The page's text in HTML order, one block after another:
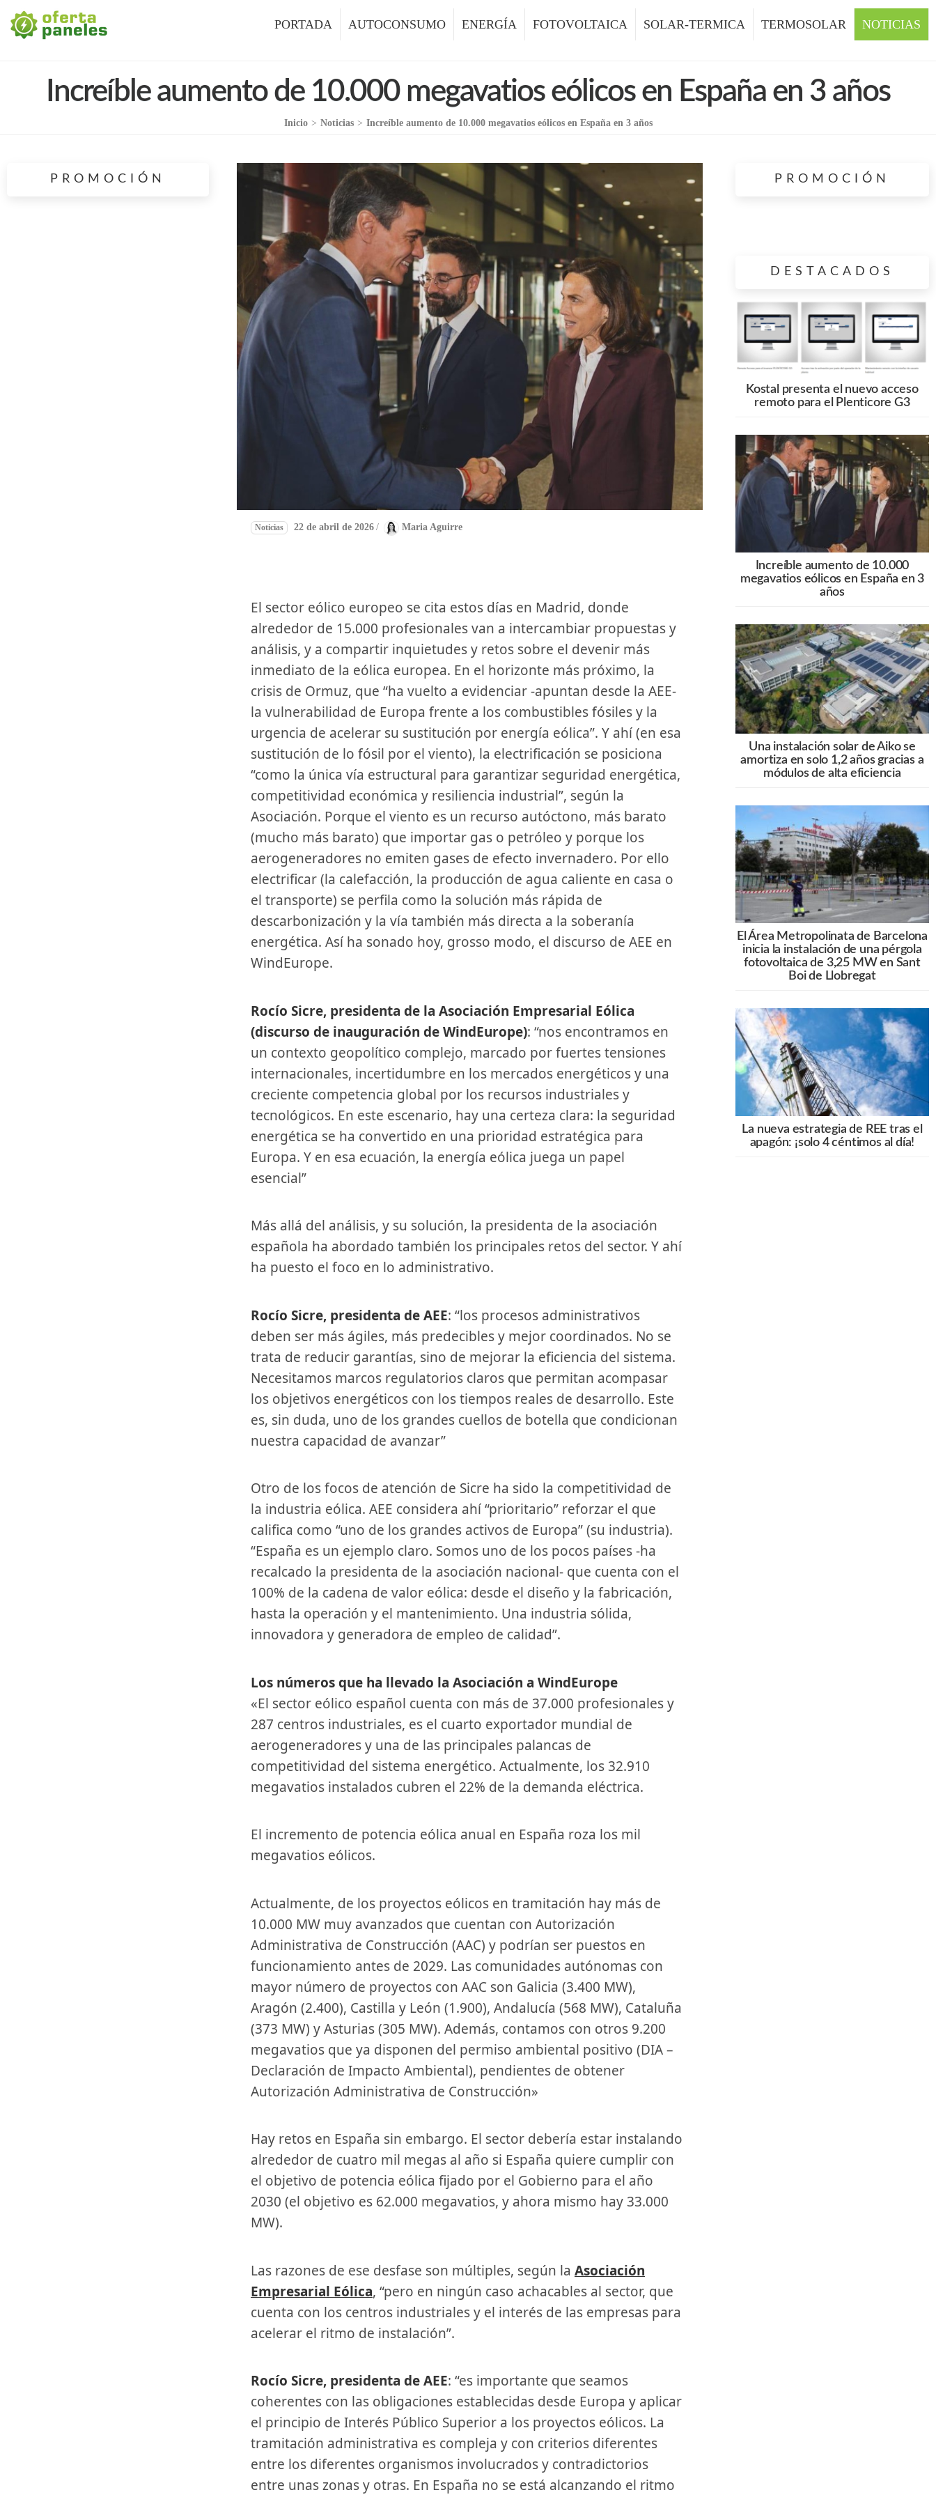
Oferta Paneles
La Mejor Oferta en Paneles Solares PORTADA AUTOCONSUMO ENERGÍA FOTOVOLTAICA SOLAR-TERMICA TERMOSOLAR NOTICIAS
Increíble aumento de 10.000 megavatios eólicos en España en 3 años
Inicio > Noticias > Increíble aumento de 10.000 megavatios eólicos en España en 3 años
Noticias 22 de abril de 2026 / Maria Aguirre
El sector eólico europeo se cita estos días en Madrid, donde
alrededor de 15.000 profesionales van a intercambiar propuestas y
análisis, y a compartir inquietudes y retos sobre el devenir más
inmediato de la eólica europea. En el horizonte más próximo, la
crisis de Ormuz, que “ha vuelto a evidenciar -apuntan desde la AEE-
la vulnerabilidad de Europa frente a los combustibles fósiles y la
urgencia de acelerar su sustitución por energía eólica”. Y ahí (en esa
sustitución de lo fósil por el viento), la electrificación se posiciona
“como la única vía estructural para garantizar seguridad energética,
competitividad económica y resiliencia industrial”, según la
Asociación. Porque el viento es un recurso autóctono, más barato
(mucho más barato) que importar gas o petróleo y porque los
aerogeneradores no emiten gases de efecto invernadero. Por ello
electrificar (la calefacción, la producción de agua caliente en casa o
el transporte) se perfila como la solución más rápida de
descarbonización y la vía también más directa a la soberanía
energética. Así ha sonado hoy, grosso modo, el discurso de AEE en
WindEurope.
Rocío Sicre, presidenta de la Asociación Empresarial Eólica
(discurso de inauguración de WindEurope): “nos encontramos en
un contexto geopolítico complejo, marcado por fuertes tensiones
internacionales, incertidumbre en los mercados energéticos y una
creciente competencia global por los recursos industriales y
tecnológicos. En este escenario, hay una certeza clara: la seguridad
energética se ha convertido en una prioridad estratégica para
Europa. Y en esa ecuación, la energía eólica juega un papel
esencial”
Más allá del análisis, y su solución, la presidenta de la asociación
española ha abordado también los principales retos del sector. Y ahí
ha puesto el foco en lo administrativo.
Rocío Sicre, presidenta de AEE: “los procesos administrativos
deben ser más ágiles, más predecibles y mejor coordinados. No se
trata de reducir garantías, sino de mejorar la eficiencia del sistema.
Necesitamos marcos regulatorios claros que permitan acompasar
los objetivos energéticos con los tiempos reales de desarrollo. Este
es, sin duda, uno de los grandes cuellos de botella que condicionan
nuestra capacidad de avanzar”
Otro de los focos de atención de Sicre ha sido la competitividad de
la industria eólica. AEE considera ahí “prioritario” reforzar el que
califica como “uno de los grandes activos de Europa” (su industria).
“España es un ejemplo claro. Somos uno de los pocos países -ha
recalcado la presidenta de la asociación nacional- que cuenta con el
100% de la cadena de valor eólica: desde el diseño y la fabricación,
hasta la operación y el mantenimiento. Una industria sólida,
innovadora y generadora de empleo de calidad”.
Los números que ha llevado la Asociación a WindEurope
«El sector eólico español cuenta con más de 37.000 profesionales y
287 centros industriales, es el cuarto exportador mundial de
aerogeneradores y una de las principales palancas de
competitividad del sistema energético. Actualmente, los 32.910
megavatios instalados cubren el 22% de la demanda eléctrica.
El incremento de potencia eólica anual en España roza los mil
megavatios eólicos.
Actualmente, de los proyectos eólicos en tramitación hay más de
10.000 MW muy avanzados que cuentan con Autorización
Administrativa de Construcción (AAC) y podrían ser puestos en
funcionamiento antes de 2029. Las comunidades autónomas con
mayor número de proyectos con AAC son Galicia (3.400 MW),
Aragón (2.400), Castilla y León (1.900), Andalucía (568 MW), Cataluña
(373 MW) y Asturias (305 MW). Además, contamos con otros 9.200
megavatios que ya disponen del permiso ambiental positivo (DIA –
Declaración de Impacto Ambiental), pendientes de obtener
Autorización Administrativa de Construcción»
Hay retos en España sin embargo. El sector debería estar instalando
alrededor de cuatro mil megas al año si España quiere cumplir con
el objetivo de potencia eólica fijado por el Gobierno para el año
2030 (el objetivo es 62.000 megavatios, y ahora mismo hay 33.000
MW).
Las razones de ese desfase son múltiples, según la Asociación
Empresarial Eólica, “pero en ningún caso achacables al sector, que
cuenta con los centros industriales y el interés de las empresas para
acelerar el ritmo de instalación”.
Rocío Sicre, presidenta de AEE: “es importante que seamos
coherentes con las obligaciones establecidas desde Europa y aplicar
el principio de Interés Público Superior a los proyectos eólicos. La
tramitación administrativa es compleja y con criterios diferentes
entre los diferentes organismos involucrados y contradictorios
entre unas zonas y otras. En España no se está alcanzando el ritmo
PROMOCIÓN
DESTACADOS
Kostal presenta el nuevo acceso
remoto para el Plenticore G3
Increíble aumento de 10.000
megavatios eólicos en España en 3
años
Una instalación solar de Aiko se
amortiza en solo 1,2 años gracias a
módulos de alta eficiencia
El Área Metropolinata de Barcelona
inicia la instalación de una pérgola
fotovoltaica de 3,25 MW en Sant
Boi de Llobregat
La nueva estrategia de REE tras el
apagón: ¡solo 4 céntimos al día!
PROMOCIÓN